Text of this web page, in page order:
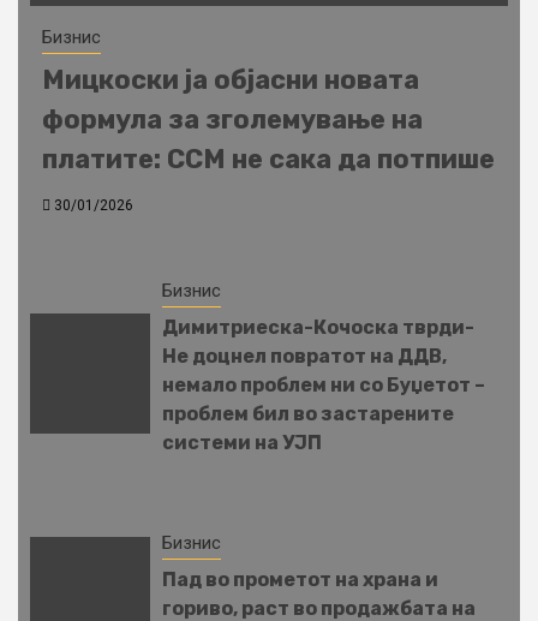
Бизнис
Мицкоски ја објасни новата
формула за зголемување на
платите: ССМ не сака да потпише
30/01/2026
Бизнис
Димитриеска-Кочоска тврди-
Не доцнел повратот на ДДВ,
немало проблем ни со Буџетот –
проблем бил во застарените
системи на УЈП
Бизнис
Пад во прометот на храна и
гориво, раст во продажбата на